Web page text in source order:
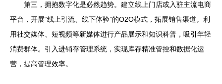
第三，拥抱数字化是必然趋势。建立线上门店或入驻主流电商
平台，开展“线上引流、线下体验”的O2O模式，拓展销售渠道。利
用社交媒体、短视频等新媒体进行产品展示和知识科普，吸引年轻
消费群体。引入进销存管理系统，实现库存精准管控和数据化运
营，提高管理效率。